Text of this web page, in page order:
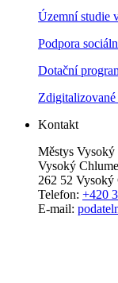
Územní studie
Podpora
Dotační
Kontakt
Městys Vysoký
Vysoký
262 52 Vysoký
Telefon: +420
E-mail: